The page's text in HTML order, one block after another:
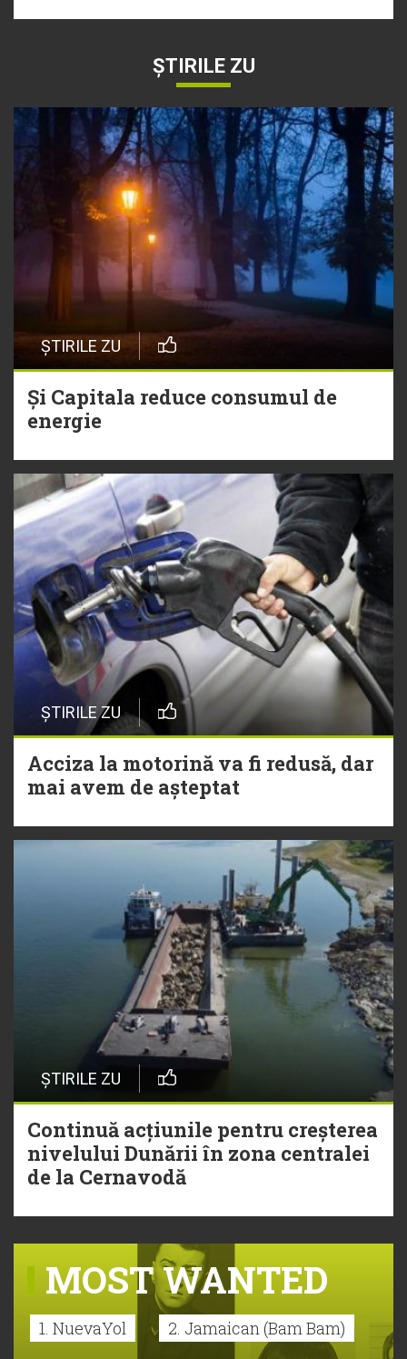
ȘTIRILE ZU
ȘTIRILE ZU
Și Capitala reduce consumul de
energie
ȘTIRILE ZU
Acciza la motorină va fi redusă, dar
mai avem de așteptat
ȘTIRILE ZU
Continuă acțiunile pentru creșterea
nivelului Dunării în zona centralei
de la Cernavodă
MOST WANTED
1. NuevaYol 2. Jamaican (Bam Bam)